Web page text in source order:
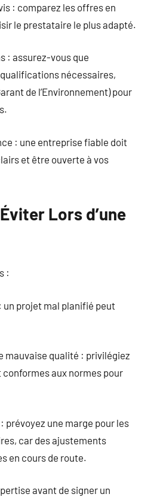
: comparez les offres en
le prestataire le plus adapté.
: assurez-vous que
nécessaires,
de l’Environnement) pour
: une entreprise fiable doit
et être ouverte à vos
Lors d’une
:
un projet mal planifié peut
mauvaise qualité : privilégiez
aux normes pour
prévoyez une marge pour les
car des ajustements
en cours de route.
avant de signer un